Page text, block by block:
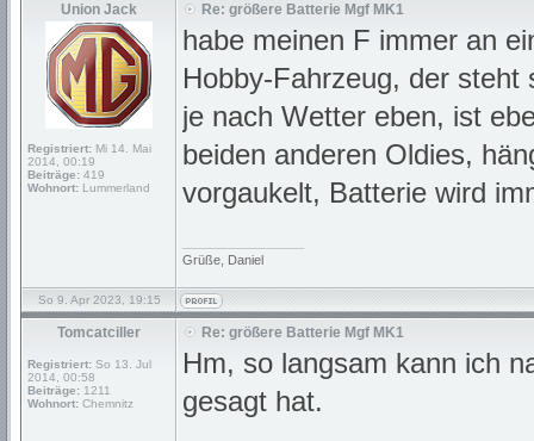
Union Jack
Registriert: Mi 14. Mai
2014, 00:19
Beiträge: 419
Wohnort: Lummerland
Re: größere Batterie Mgf MK1
habe meinen F immer an
Hobby-Fahrzeug, der
je nach Wetter eben, ist
beiden anderen Oldies,
vorgaukelt, Batterie wird
Grüße, Daniel
So 9. Apr 2023, 19:15
Tomcatciller
Registriert: So 13. Jul
2014, 00:58
Beiträge: 1211
Wohnort: Chemnitz
Re: größere Batterie Mgf MK1
Hm, so langsam kann ich
gesagt hat.